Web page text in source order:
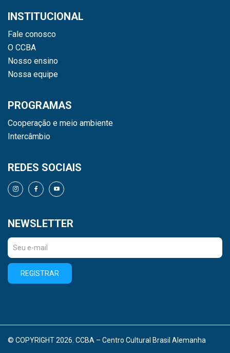
INSTITUCIONAL
Fale conosco
O CCBA
Nosso ensino
Nossa equipe
PROGRAMAS
Cooperação e meio ambiente
Intercâmbio
REDES SOCIAIS
NEWSLETTER
REGISTRAR
© COPYRIGHT 2026. CCBA – Centro Cultural Brasil Alemanha